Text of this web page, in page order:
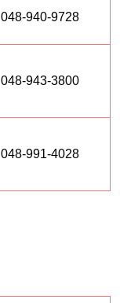
048-940-9728
048-943-3800
048-991-4028